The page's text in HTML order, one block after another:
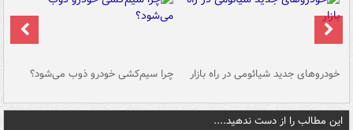
خودروهای جدید شیائومی در راه بازار چرا سیم‌کشی خودرو ذوب می‌شود؟
این مطالب را از دست ندهید....